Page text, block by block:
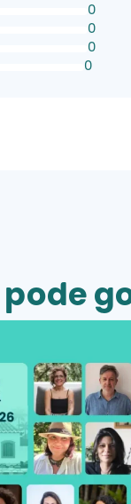
0
0
0
0
pode